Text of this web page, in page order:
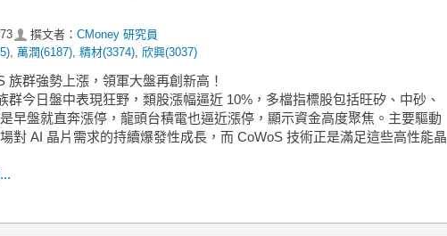
撰文者： CMoney 研究員
萬潤(6187) 精材(3374) 欣興(3037)
族群強勢上漲，領軍大盤再創新高！
群今日盤中表現狂野，類股漲幅逼近 10%，多檔指標股包括旺矽、中砂、
早盤就直奔漲停，龍頭台積電也逼近漲停，顯示資金高度聚焦。主要驅動
對 AI 晶片需求的持續爆發性成長，而 CoWoS 技術正是滿足這些高性能晶